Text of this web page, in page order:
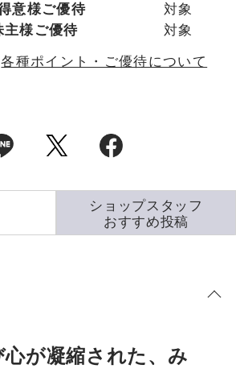
意様ご優待
対象
主様ご優待
対象
各種ポイント・ご優待について
が凝縮された、み
ショップスタッフ
おすすめ投稿